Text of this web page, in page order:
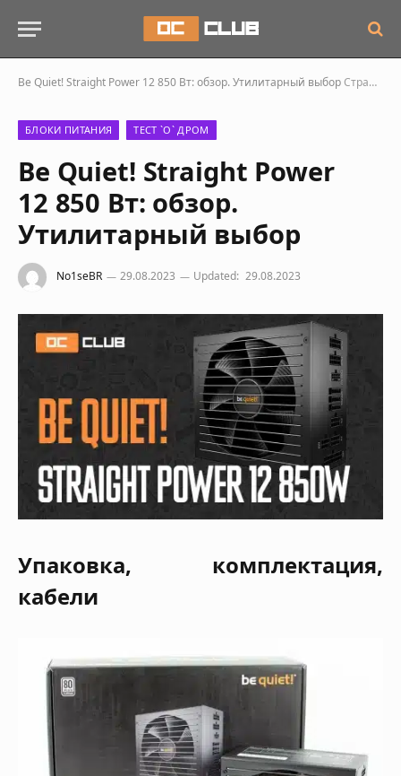
Be Quiet! Straight Power 12 850 Вт: обзор. Утилитарный выборСтраница 2
БЛОКИ ПИТАНИЯ ТЕСТ `О` ДРОМ
Be Quiet! Straight Power
12 850 Вт: обзор.
Утилитарный выбор
No1seBR 29.08.2023 Updated: 29.08.2023
Упаковка, комплектация,
кабели